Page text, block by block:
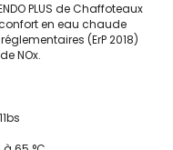
PLUS de Chaffoteaux
en eau chaude
(ErP 2018)
NOx.